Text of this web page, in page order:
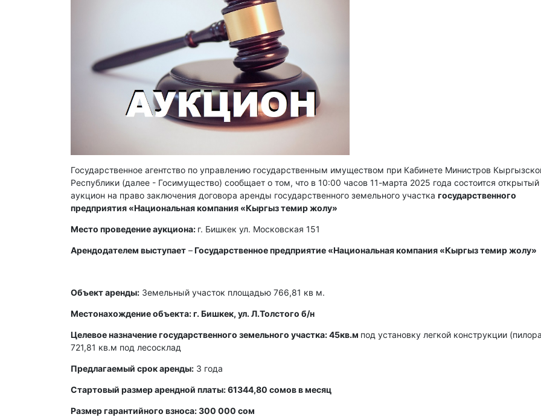
Государственное агентство по управлению государственным имуществом при Кабинете Министров
Республики (далее - Госимущество) сообщает о том, что в 10:00 часов 11-марта 2025 года состоится открытый
аукцион на право заключения договора аренды государственного земельного участка государственного
предприятия «Национальная компания «Кыргыз темир жолу»
Место проведение аукциона: г. Бишкек ул. Московская 151
Арендодателем выступает –Государственное предприятие «Национальная компания «Кыргыз темир жолу»
Объект аренды: Земельный участок площадью 766,81 кв м.
Местонахождение объекта: г. Бишкек, ул. Л.Толстого б/н
Целевое назначение государственного земельного участка: 45кв.м под установку легкой конструкции
721,81 кв.м под лесосклад
Предлагаемый срок аренды: 3 года
Стартовый размер арендной платы: 61344,80 сомов в месяц
Размер гарантийного взноса: 300 000 сом